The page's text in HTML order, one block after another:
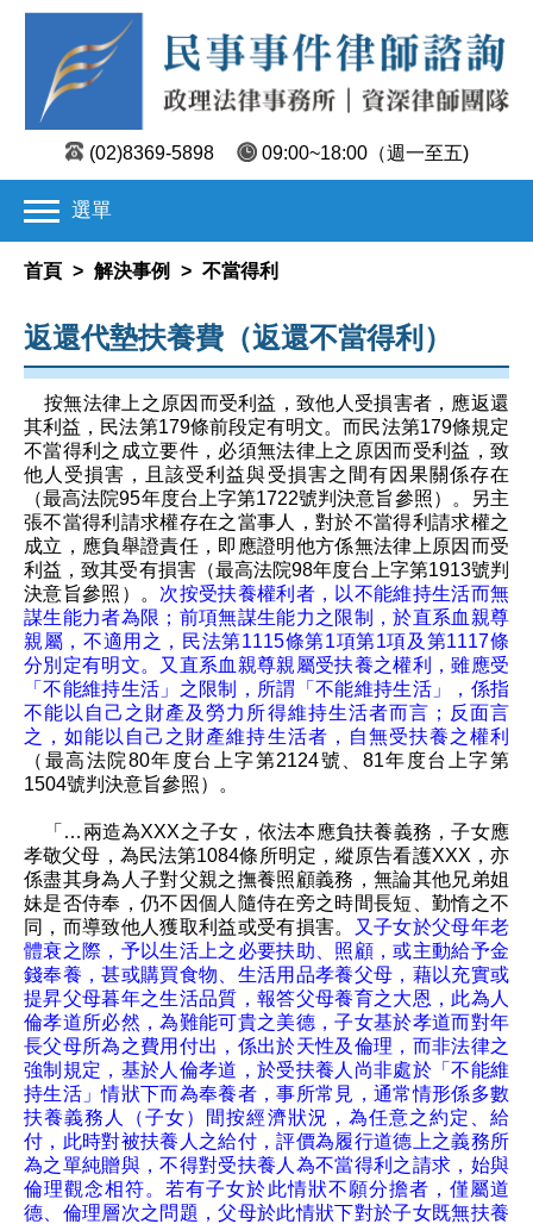
(02)8369-5898 09:00~18:00 （週一至五)
選單
首頁 > 解決事例 > 不當得利
返還代墊扶養費（返還不當得利）
按無法律上之原因而受利益，致他人受損害者，應返還
其利益，民法第179條前段定有明文。而民法第179條規定
不當得利之成立要件，必須無法律上之原因而受利益，致
他人受損害，且該受利益與受損害之間有因果關係存在
（最高法院95年度台上字第1722號判決意旨參照）。另主
張不當得利請求權存在之當事人，對於不當得利請求權之
成立，應負舉證責任，即應證明他方係無法律上原因而受
利益，致其受有損害（最高法院98年度台上字第1913號判
決意旨參照）。 次按受扶養權利者，以不能維持生活而無
謀生能力者為限；前項無謀生能力之限制，於直系血親尊
親屬，不適用之，民法第1115條第1項第1項及第1117條
分別定有明文。又直系血親尊親屬受扶養之權利，雖應受
「不能維持生活」之限制，所謂「不能維持生活」，係指
不能以自己之財產及勞力所得維持生活者而言；反面言
之，如能以自己之財產維持生活者，自無受扶養之權利
（最高法院80年度台上字第2124號、81年度台上字第
1504號判決意旨參照）。
「…兩造為XXX之子女，依法本應負扶養義務，子女應
孝敬父母，為民法第1084條所明定，縱原告看護XXX，亦
係盡其身為人子對父親之撫養照顧義務，無論其他兄弟姐
妹是否侍奉，仍不因個人隨侍在旁之時間長短、勤惰之不
同，而導致他人獲取利益或受有損害。
又子女於父母年老
體衰之際，予以生活上之必要扶助、照顧，或主動給予金
錢奉養，甚或購買食物、生活用品孝養父母，藉以充實或
提昇父母暮年之生活品質，報答父母養育之大恩，此為人
倫孝道所必然，為難能可貴之美德，子女基於孝道而對年
長父母所為之費用付出，係出於天性及倫理，而非法律之
強制規定，基於人倫孝道，於受扶養人尚非處於「不能維
持生活」情狀下而為奉養者，事所常見，通常情形係多數
扶養義務人（子女）間按經濟狀況，為任意之約定、給
付，此時對被扶養人之給付，評價為履行道德上之義務所
為之單純贈與，不得對受扶養人為不當得利之請求，始與
倫理觀念相符。若有子女於此情狀不願分擔者，僅屬道
德、倫理層次之問題，父母於此情狀下對於子女既無扶養